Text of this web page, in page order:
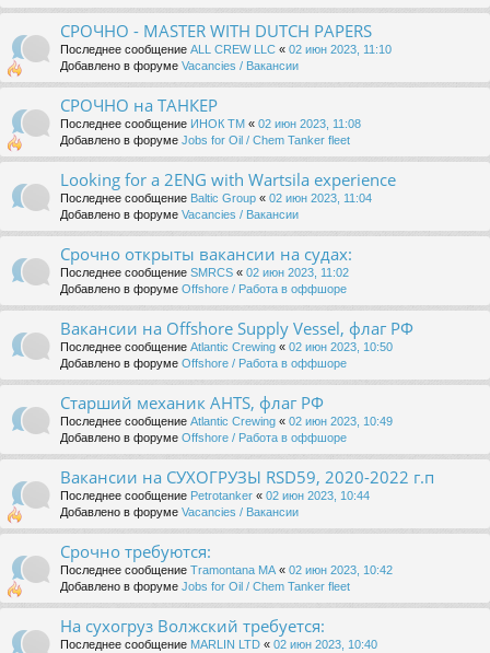
СРОЧНО - MASTER WITH DUTCH PAPERS
Последнее сообщение ALL CREW LLC « 02 июн 2023, 11:10
Добавлено в форуме Vacancies / Вакансии
СРОЧНО на ТАНКЕР
Последнее сообщение ИНОК ТМ « 02 июн 2023, 11:08
Добавлено в форуме Jobs for Oil / Chem Tanker fleet
Looking for a 2ENG with Wartsila experience
Последнее сообщение Baltic Group « 02 июн 2023, 11:04
Добавлено в форуме Vacancies / Вакансии
Срочно открыты вакансии на судах:
Последнее сообщение SMRCS « 02 июн 2023, 11:02
Добавлено в форуме Offshore / Работа в оффшоре
Вакансии на Offshore Supply Vessel, флаг РФ
Последнее сообщение Atlantic Crewing « 02 июн 2023, 10:50
Добавлено в форуме Offshore / Работа в оффшоре
Старший механик AHTS, флаг РФ
Последнее сообщение Atlantic Crewing « 02 июн 2023, 10:49
Добавлено в форуме Offshore / Работа в оффшоре
Вакансии на СУХОГРУЗЫ RSD59, 2020-2022 г.п
Последнее сообщение Petrotanker « 02 июн 2023, 10:44
Добавлено в форуме Vacancies / Вакансии
Срочно требуются:
Последнее сообщение Tramontana MA « 02 июн 2023, 10:42
Добавлено в форуме Jobs for Oil / Chem Tanker fleet
На сухогруз Волжский требуется:
Последнее сообщение MARLIN LTD « 02 июн 2023, 10:40